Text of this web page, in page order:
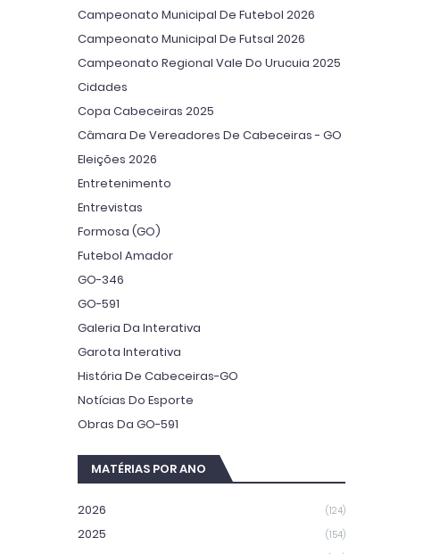
Campeonato Municipal De Futebol 2026
Campeonato Municipal De Futsal 2026
Campeonato Regional Vale Do Urucuia 2025
Cidades
Copa Cabeceiras 2025
Câmara De Vereadores De Cabeceiras - GO
Eleições 2026
Entretenimento
Entrevistas
Formosa (GO)
Futebol Amador
GO-346
GO-591
Galeria Da Interativa
Garota Interativa
História De Cabeceiras-GO
Notícias Do Esporte
Obras Da GO-591
MATÉRIAS POR ANO
2026 (124)
2025 (154)